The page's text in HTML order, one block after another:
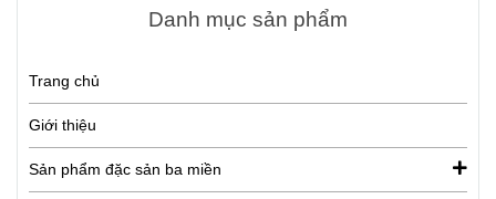
Danh mục sản phẩm
Trang chủ
Giới thiệu
Sản phẩm đặc sản ba miền